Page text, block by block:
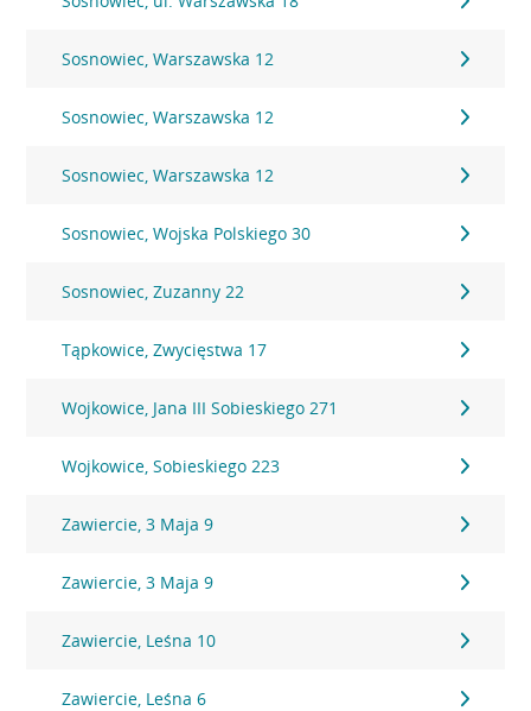
Sosnowiec, Warszawska 12
Sosnowiec, Warszawska 12
Sosnowiec, Warszawska 12
Sosnowiec, Wojska Polskiego 30
Sosnowiec, Zuzanny 22
Tąpkowice, Zwycięstwa 17
Wojkowice, Jana III Sobieskiego 271
Wojkowice, Sobieskiego 223
Zawiercie, 3 Maja 9
Zawiercie, 3 Maja 9
Zawiercie, Leśna 10
Zawiercie, Leśna 6